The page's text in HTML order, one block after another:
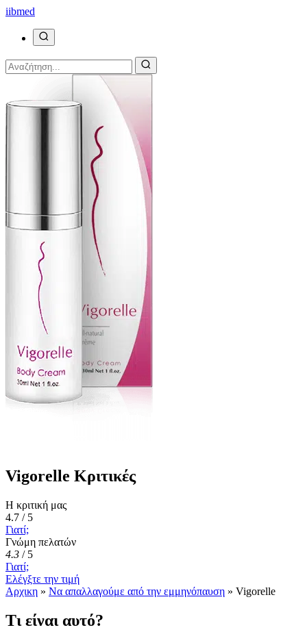
iibmed
Vigorelle Κριτικές
Η κριτική μας
4.7 / 5
Γιατί;
Γνώμη πελατών
4.3 / 5
Γιατί;
Ελέγξτε την τιμή
Αρχικη » Να απαλλαγούμε από την εμμηνόπαυση » Vigorelle
Τι είναι αυτό?